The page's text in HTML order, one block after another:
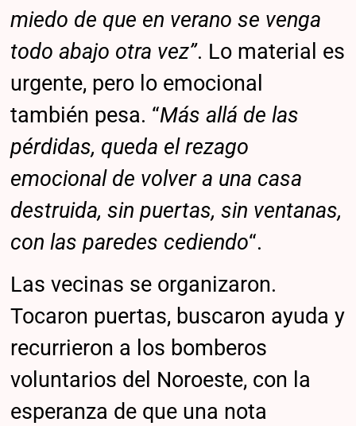
miedo de que en verano se venga
todo abajo otra vez”. Lo material es
urgente, pero lo emocional
también pesa. “Más allá de las
pérdidas, queda el rezago
emocional de volver a una casa
destruida, sin puertas, sin ventanas,
con las paredes cediendo“.
Las vecinas se organizaron.
Tocaron puertas, buscaron ayuda y
recurrieron a los bomberos
voluntarios del Noroeste, con la
esperanza de que una nota